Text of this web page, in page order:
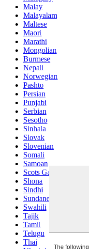
Malay
Malayalam
Maltese
Maori
Marathi
Mongolian
Burmese
Nepali
Norwegian
Pashto
Persian
Punjabi
Serbian
Sesotho
Sinhala
Slovak
Slovenian
Somali
Samoan
Scots Gaelic
Shona
Sindhi
Sundanese
Swahili
Tajik
Tamil
Telugu
Thai